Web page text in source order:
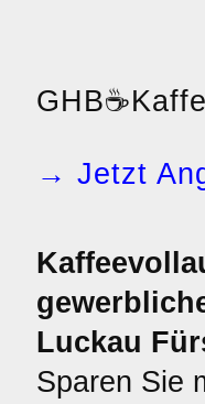
GHB☕
→ Jetzt
Luckau
Sparen Sie